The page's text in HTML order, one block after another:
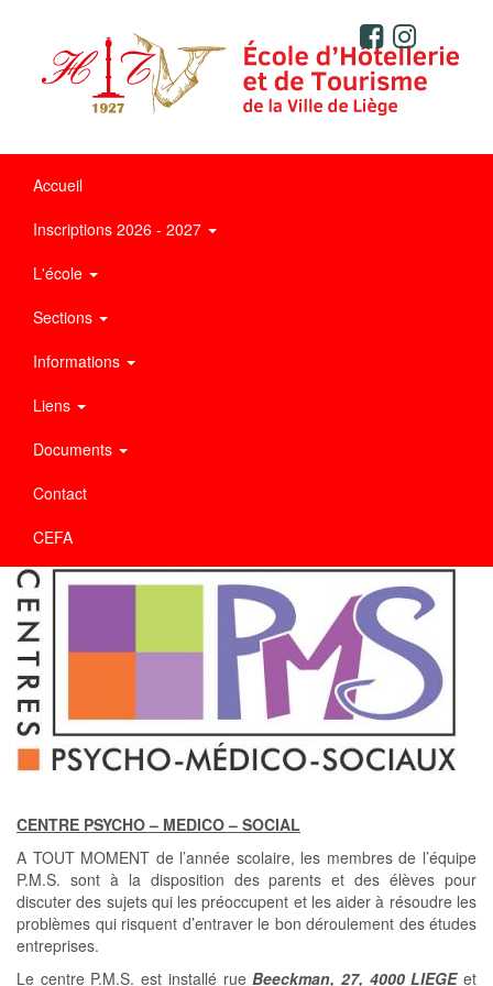
Accueil
Inscriptions 2026 - 2027
L'école
Sections
Informations
Liens
Documents
Contact
CEFA
CENTRE PSYCHO – MEDICO – SOCIAL
A TOUT MOMENT de l’année scolaire, les membres de l’équipe
P.M.S. sont à la disposition des parents et des élèves pour
discuter des sujets qui les préoccupent et les aider à résoudre les
problèmes qui risquent d’entraver le bon déroulement des études
entreprises.
Le centre P.M.S. est installé rueBeeckman, 27, 4000 LIEGEet